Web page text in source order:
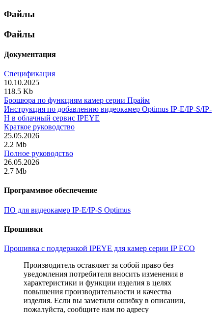
Файлы
Файлы
Документация
Спецификация
10.10.2025
118.5 Kb
Брошюра по функциям камер серии Прайм
Инструкция по добавлению видеокамер Optimus IP-E/IP-S/IP-
H в облачный сервис IPEYE
Краткое руководство
25.05.2026
2.2 Mb
Полное руководство
26.05.2026
2.7 Mb
Программное обеспечение
ПО для видеокамер IP-E/IP-S Optimus
Прошивки
Прошивка с поддержкой IPEYE для камер серии IP ECO
Производитель оставляет за собой право без
уведомления потребителя вносить изменения в
характеристики и функции изделия в целях
повышения производительности и качества
изделия. Если вы заметили ошибку в описании,
пожалуйста, сообщите нам по адресу